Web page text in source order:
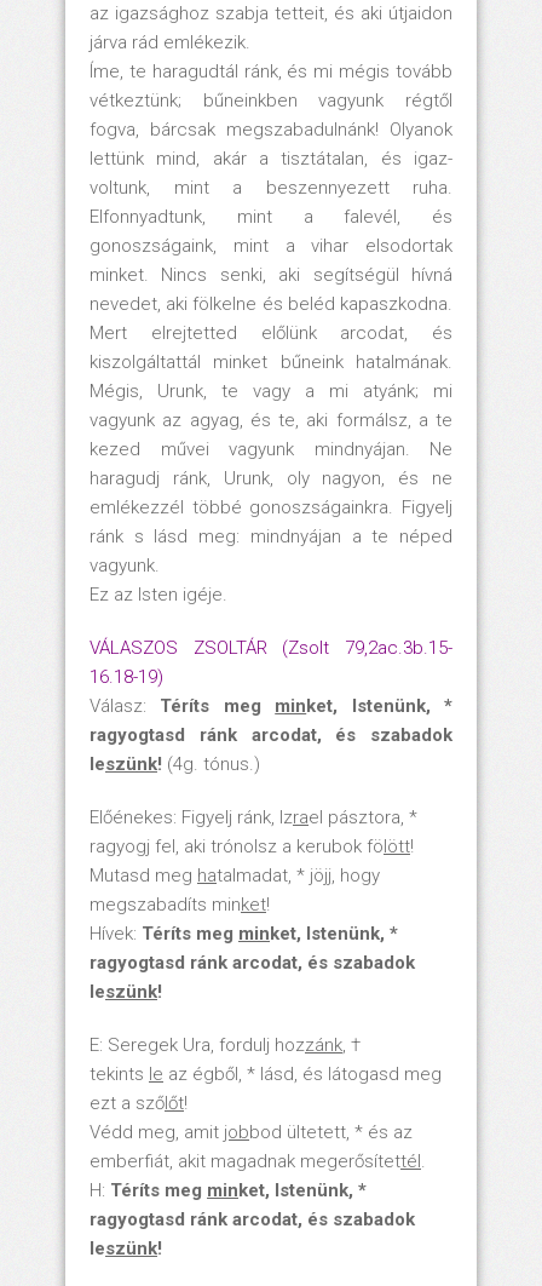
az igazsághoz szabja tetteit, és aki útjaidon
járva rád emlékezik.
Íme, te haragudtál ránk, és mi mégis tovább
vétkeztünk; bűneinkben vagyunk régtől
fogva, bárcsak megszabadulnánk! Olyanok
lettünk mind, akár a tisztátalan, és igaz-
voltunk, mint a beszennyezett ruha.
Elfonnyadtunk, mint a falevél, és
gonoszságaink, mint a vihar elsodortak
minket. Nincs senki, aki segítségül hívná
nevedet, aki fölkelne és beléd kapaszkodna.
Mert elrejtetted előlünk arcodat, és
kiszolgáltattál minket bűneink hatalmának.
Mégis, Urunk, te vagy a mi atyánk; mi
vagyunk az agyag, és te, aki formálsz, a te
kezed művei vagyunk mindnyájan. Ne
haragudj ránk, Urunk, oly nagyon, és ne
emlékezzél többé gonoszságainkra. Figyelj
ránk s lásd meg: mindnyájan a te néped
vagyunk.
Ez az Isten igéje.
VÁLASZOS ZSOLTÁR (Zsolt 79,2ac.3b.15-
16.18-19)
Válasz: Téríts meg minket, Istenünk, *
ragyogtasd ránk arcodat, és szabadok
leszünk! (4g. tónus.)
Előénekes: Figyelj ránk, Izrael pásztora, *
ragyogj fel, aki trónolsz a kerubok fölött!
Mutasd meg hatalmadat, * jöjj, hogy
megszabadíts minket!
Hívek: Téríts meg minket, Istenünk, *
ragyogtasd ránk arcodat, és szabadok
leszünk!
E: Seregek Ura, fordulj hozzánk, †
tekints le az égből, * lásd, és látogasd meg
ezt a szőlőt!
Védd meg, amit jobbod ültetett, * és az
emberfiát, akit magadnak megerősítettél.
H: Téríts meg minket, Istenünk, *
ragyogtasd ránk arcodat, és szabadok
leszünk!